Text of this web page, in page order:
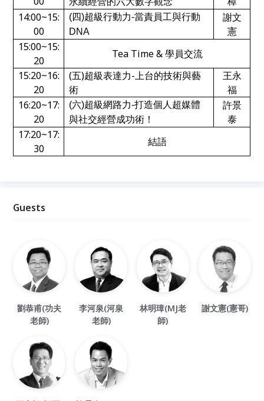
14:00~15:
00
(四)超級行動力-當責員工與行動
DNA
謝文
憲
15:00~15:
20
Tea Time & 學員交流
15:20~16:
20
(五)超級表達力-上台的技術與藝
術
王永
福
16:20~17:
20
(六)超級網路力-打造個人超媒體
與社交經營成功術！
許景
泰
17:20~17:
30
結語
Guests
劉恭甫(功夫
老師)
李河泉(河泉
老師)
林明璋(MJ老
師)
謝文憲(憲哥)